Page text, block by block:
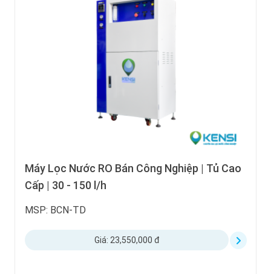
Máy Lọc Nước RO Bán Công Nghiệp | Tủ Cao
Cấp | 30 - 150 l/h
MSP: BCN-TD
Giá: 23,550,000 đ